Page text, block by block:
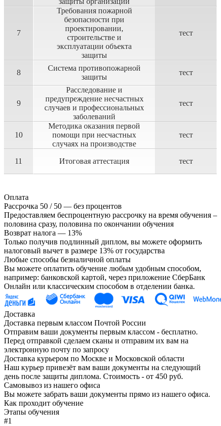
7
Требования пожарной
безопасности при
проектировании,
строительстве и
эксплуатации объекта
защиты
тест
8
Система противопожарной
защиты
тест
9
Расследование и
предупреждение несчастных
случаев и профессиональных
заболеваний
тест
10
Методика оказания первой
помощи при несчастных
случаях на производстве
тест
11 Итоговая аттестация тест
Оплата
Рассрочка 50 / 50 — без процентов
Предоставляем беспроцентную рассрочку на время обучения –
половина сразу, половина по окончании обучения
Возврат налога — 13%
Только получив подлинный диплом, вы можете оформить
налоговый вычет в размере 13% от государства
Любые способы безналичной оплаты
Вы можете оплатить обучение любым удобным способом,
например: банковской картой, через приложение СберБанк
Онлайн или классическим способом в отделении банка.
Доставка
Доставка первым классом Почтой России
Отправим ваши документы первым классом - бесплатно.
Перед отправкой сделаем сканы и отправим их вам на
электронную почту по запросу
Доставка курьером по Москве и Московской области
Наш курьер привезёт вам ваши документы на следующий
день после защиты диплома. Стоимость - от 450 руб.
Самовывоз из нашего офиса
Вы можете забрать ваши документы прямо из нашего офиса.
Как проходит обучение
Этапы обучения
#1